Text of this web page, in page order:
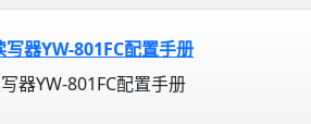
器YW-801FC配置手册
器YW-801FC配置手册